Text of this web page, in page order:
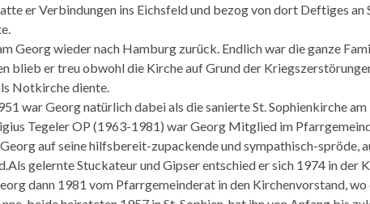
er Verbindungen ins Eichsfeld und bezog von dort Deftiges an
Georg wieder nach Hamburg zurück. Endlich war die ganze
blieb er treu obwohl die Kirche auf Grund der
Notkirche diente.
war Georg natürlich dabei als die sanierte St. Sophienkirche
Tegeler OP (1963-1981) war Georg Mitglied im
auf seine hilfsbereit-zupackende und sympathisch-
gelernte Stuckateur und Gipser entschied er sich 1974 in der
dann 1981 vom Pfarrgemeinderat in den Kirchenvorstand,